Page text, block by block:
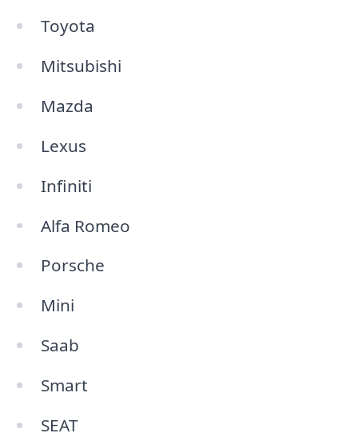
Toyota
Mitsubishi
Mazda
Lexus
Infiniti
Alfa Romeo
Porsche
Mini
Saab
Smart
SEAT